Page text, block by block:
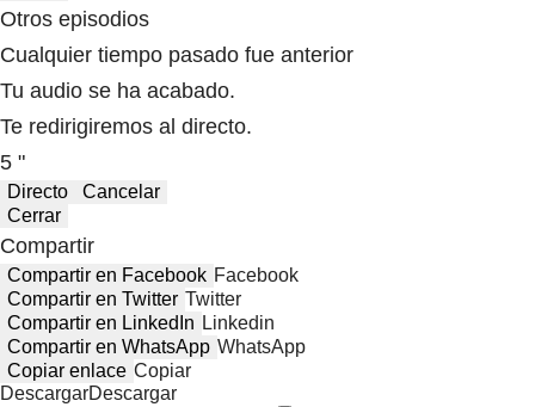
Otros episodios
Cualquier tiempo pasado fue anterior
Tu audio se ha acabado.
Te redirigiremos al directo.
5 "
Directo
Cancelar
Cerrar
Compartir
Compartir en Facebook Facebook
Compartir en Twitter Twitter
Compartir en LinkedIn Linkedin
Compartir en WhatsApp WhatsApp
Copiar enlace Copiar
DescargarDescargar